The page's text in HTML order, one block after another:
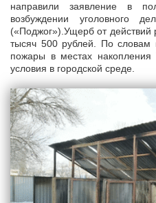
направили заявление в
возбуждении
(«Поджог»).Ущерб от действий
тысяч 500 рублей. По словам
пожары в местах
условия в городской среде.